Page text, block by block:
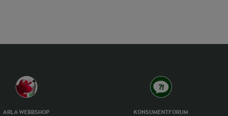
ARLA WEBBSHOP KONSUMENTFORUM